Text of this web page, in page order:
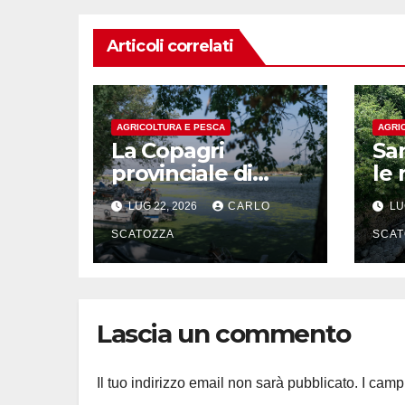
Articoli correlati
AGRICOLTURA E PESCA
La Copagri
provinciale di
Salerno a
congresso
LUG 22, 2026 CARLO
SCATOZZA
le
Lascia un commento
Il tuo indirizzo email non sarà pubblicato. I